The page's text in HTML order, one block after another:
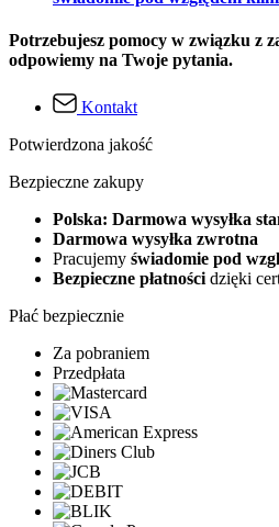
Potrzebujesz pomocy w związku z
odpowiemy na Twoje pytania.
Kontakt
Potwierdzona jakość
Bezpieczne zakupy
Polska: Darmowa wysyłka
Darmowa wysyłka zwrotna
Pracujemy świadomie pod
Bezpieczne płatnościdzięki
Płać bezpiecznie
Za pobraniem
Przedpłata